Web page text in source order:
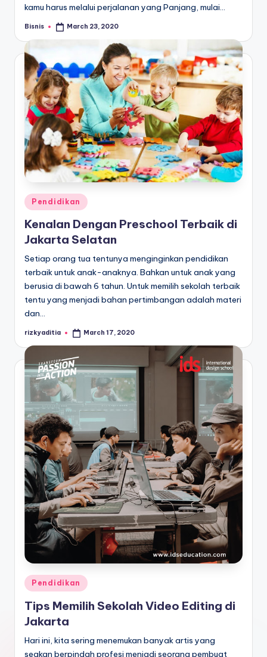
kamu harus melalui perjalanan yang Panjang, mulai…
Posted
Bisnis March 23, 2020
Posted
in
Pendidikan
Kenalan Dengan Preschool Terbaik di
Jakarta Selatan
Setiap orang tua tentunya menginginkan pendidikan
terbaik untuk anak-anaknya. Bahkan untuk anak yang
berusia di bawah 6 tahun. Untuk memilih sekolah terbaik
tentu yang menjadi bahan pertimbangan adalah materi
dan…
Posted
rizkyaditia March 17, 2020
Posted
in
Pendidikan
Tips Memilih Sekolah Video Editing di
Jakarta
Hari ini, kita sering menemukan banyak artis yang
seakan berpindah profesi menjadi seorang pembuat